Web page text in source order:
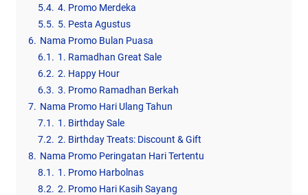
5.4. 4. Promo Merdeka
5.5. 5. Pesta Agustus
6. Nama Promo Bulan Puasa
6.1. 1. Ramadhan Great Sale
6.2. 2. Happy Hour
6.3. 3. Promo Ramadhan Berkah
7. Nama Promo Hari Ulang Tahun
7.1. 1. Birthday Sale
7.2. 2. Birthday Treats: Discount & Gift
8. Nama Promo Peringatan Hari Tertentu
8.1. 1. Promo Harbolnas
8.2. 2. Promo Hari Kasih Sayang